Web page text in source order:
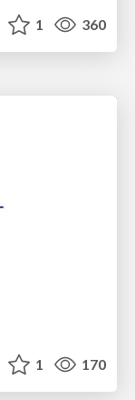
1 360
1 170